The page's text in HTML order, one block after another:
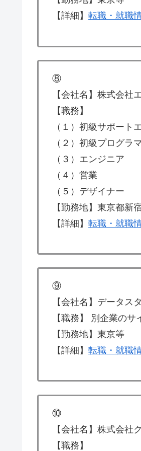
【詳細】 転職・就職
⑧
【会社名】株式会社
【職務】
（１）初級サポート
（２）初級プログラ
（３）エンジニア
（４）営業
（５）デザイナー
【勤務地】東京都新
【詳細】 転職・就職
⑨
【会社名】データス
【職務】 別企業の
【勤務地】東京等
【詳細】 転職・就職
⑩
【会社名】株式会社
【職務】